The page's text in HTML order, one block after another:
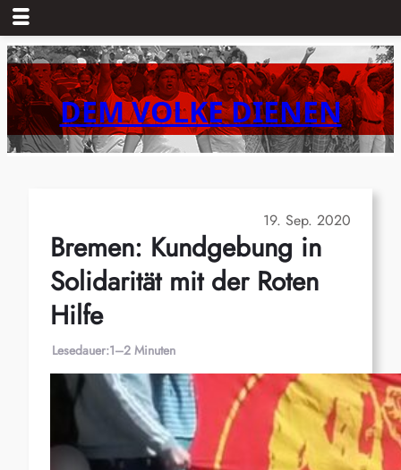
Zum
Inhalt
springenDEM VOLKE DIENEN
19. Sep. 2020
Bremen: Kundgebung in
Solidarität mit der Roten
Hilfe
Lesedauer:1–2 Minuten